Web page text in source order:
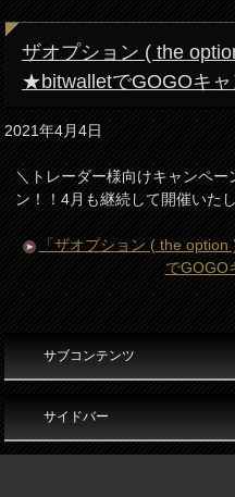
ザオプション ( the
★bitwalletでGOGOキャ
2021年4月4日
＼トレーダー様向けキャンペ
ン！！4月も継続して開催いた
「ザオプション ( the
でGOGO
サブコンテンツ
サイドバー